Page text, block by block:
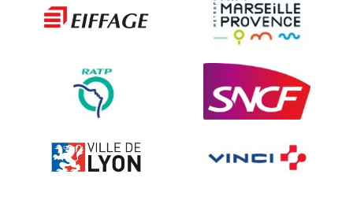
Ville fleurie, village fleuri
On-board road signs